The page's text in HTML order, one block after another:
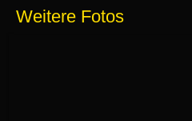
Weitere Fotos